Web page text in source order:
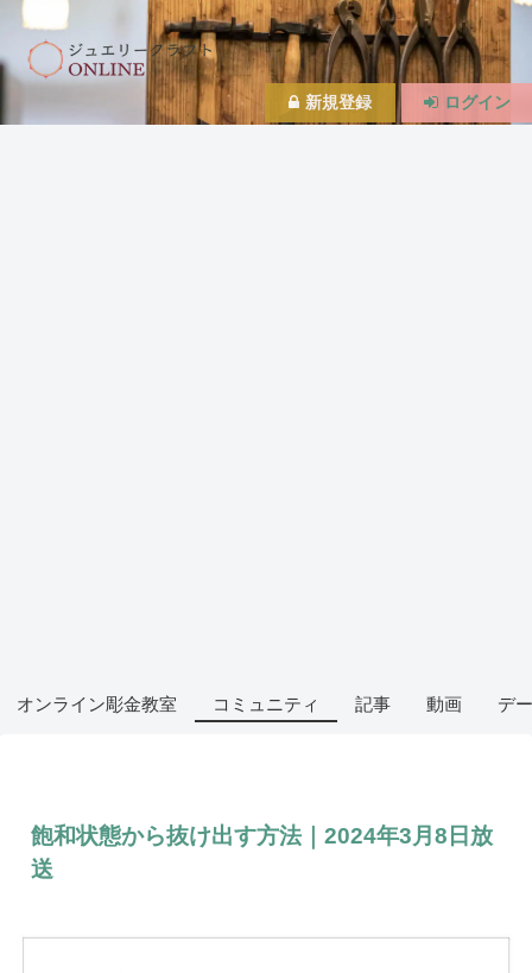
オンライン彫金教室 コミュニティ 記事 動画 デ
飽和状態から抜け出す方法｜2024年3月8日放
送
新規登録 ログイン